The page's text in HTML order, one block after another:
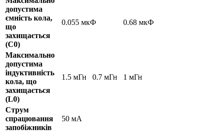
допустима
ємність кола,
що
захищається
(C0)
0.055 мкФ 0.68 мкФ
Максимально
допустима
індуктивність
кола, що
захищається
(L0)
1.5 мГн 0.7 мГн 1 мГн
Струм
спрацювання
запобіжників
50 мА